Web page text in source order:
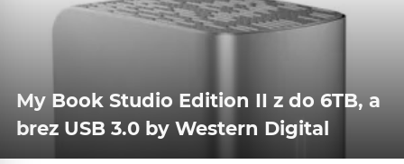
My Book Studio Edition II z do 6TB, a
brez USB 3.0 by Western Digital